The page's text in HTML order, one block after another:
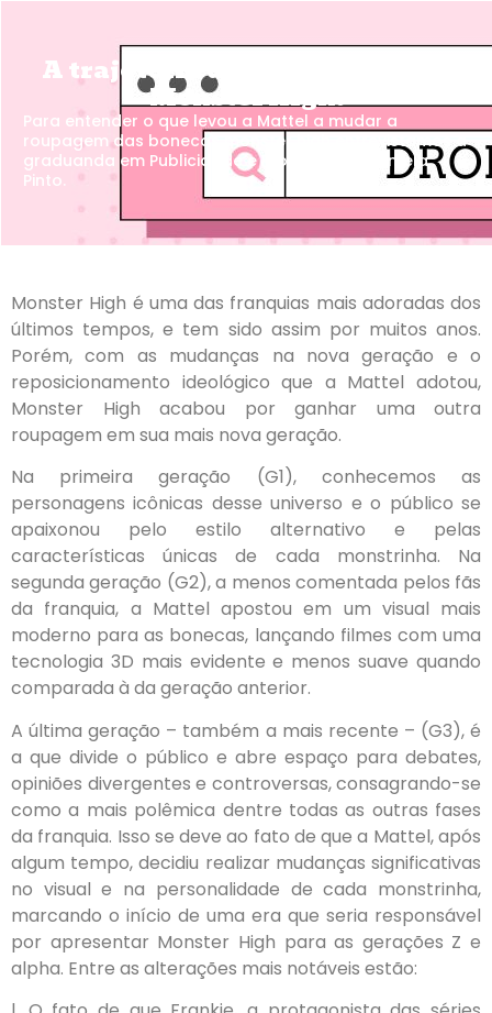
A trajetória das campanhas de
Monster High.
Para entender o que levou a Mattel a mudar a
roupagem das bonecas monster high entrevistamos a
graduanda em Publicidade e Propaganda Sâmela
Pinto.
Monster High é uma das franquias mais adoradas dos
últimos tempos, e tem sido assim por muitos anos.
Porém, com as mudanças na nova geração e o
reposicionamento ideológico que a Mattel adotou,
Monster High acabou por ganhar uma outra
roupagem em sua mais nova geração.
Na primeira geração (G1), conhecemos as
personagens icônicas desse universo e o público se
apaixonou pelo estilo alternativo e pelas
características únicas de cada monstrinha. Na
segunda geração (G2), a menos comentada pelos fãs
da franquia, a Mattel apostou em um visual mais
moderno para as bonecas, lançando filmes com uma
tecnologia 3D mais evidente e menos suave quando
comparada à da geração anterior.
A última geração – também a mais recente – (G3), é
a que divide o público e abre espaço para debates,
opiniões divergentes e controversas, consagrando-se
como a mais polêmica dentre todas as outras fases
da franquia. Isso se deve ao fato de que a Mattel, após
algum tempo, decidiu realizar mudanças significativas
no visual e na personalidade de cada monstrinha,
marcando o início de uma era que seria responsável
por apresentar Monster High para as gerações Z e
alpha. Entre as alterações mais notáveis estão: